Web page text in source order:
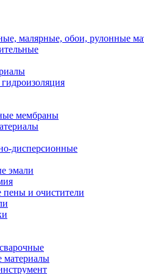
малярные, обои, рулонные
мембраны
дисперсионные
эмали
и очистители
материалы